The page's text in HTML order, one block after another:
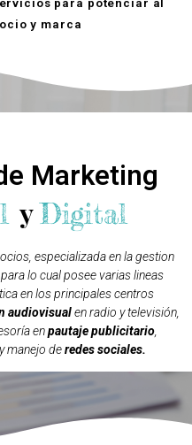
y marca
Marketing
yDigital
especializada en la gestion
lo cual posee varias lineas
en los principales centros
audiovisualen radio y televisión,
enpautaje publicitario
y manejo deredes sociales.